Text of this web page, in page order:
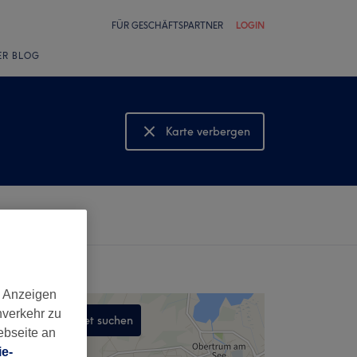
FÜR GESCHÄFTSPARTNER LOGIN
BLOG
Karte verbergen
Karte anzeigen
In diesem Gebiet suchen
zu
an